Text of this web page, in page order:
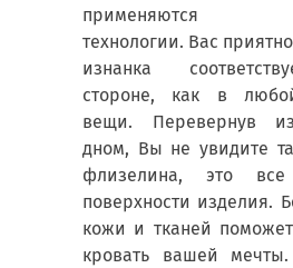
применяются
технологии. Вас
изнанка
стороне, как в
вещи. Перевернув
дном, Вы не увидите
флизелина, это
поверхности изделия.
кожи и тканей
кровать вашей мечты.